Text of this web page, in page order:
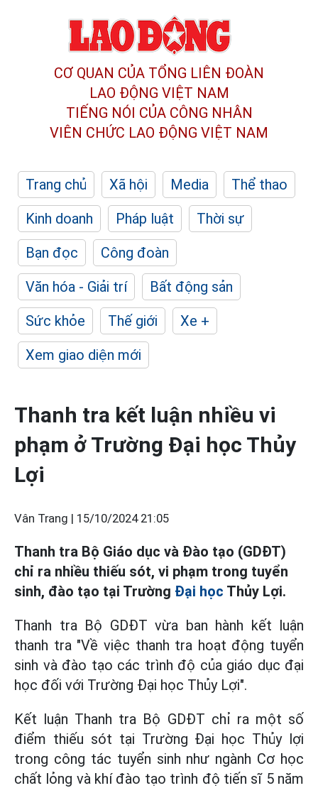
CƠ QUAN CỦA TỔNG LIÊN ĐOÀN
LAO ĐỘNG VIỆT NAM
TIẾNG NÓI CỦA CÔNG NHÂN
VIÊN CHỨC LAO ĐỘNG VIỆT NAM
Trang chủ Xã hội Media
Thể thao
Kinh doanh
Pháp luật
Thời sự
Bạn đọc
Công đoàn
Văn hóa - Giải trí
Bất động sản
Sức khỏe
Thế giới
Xe +
Xem giao diện mới
Thanh tra kết luận nhiều vi
phạm ở Trường Đại học Thủy
Lợi
Vân Trang | 15/10/2024 21:05
Thanh tra Bộ Giáo dục và Đào tạo (GDĐT)
chỉ ra nhiều thiếu sót, vi phạm trong tuyển
sinh, đào tạo tại Trường Đại học Thủy Lợi.
Thanh tra Bộ GDĐT vừa ban hành kết luận
thanh tra "Về việc thanh tra hoạt động tuyển
sinh và đào tạo các trình độ của giáo dục đại
học đối với Trường Đại học Thủy Lợi".
Kết luận Thanh tra Bộ GDĐT chỉ ra một số
điểm thiếu sót tại Trường Đại học Thủy lợi
trong công tác tuyển sinh như ngành Cơ học
chất lỏng và khí đào tạo trình độ tiến sĩ 5 năm